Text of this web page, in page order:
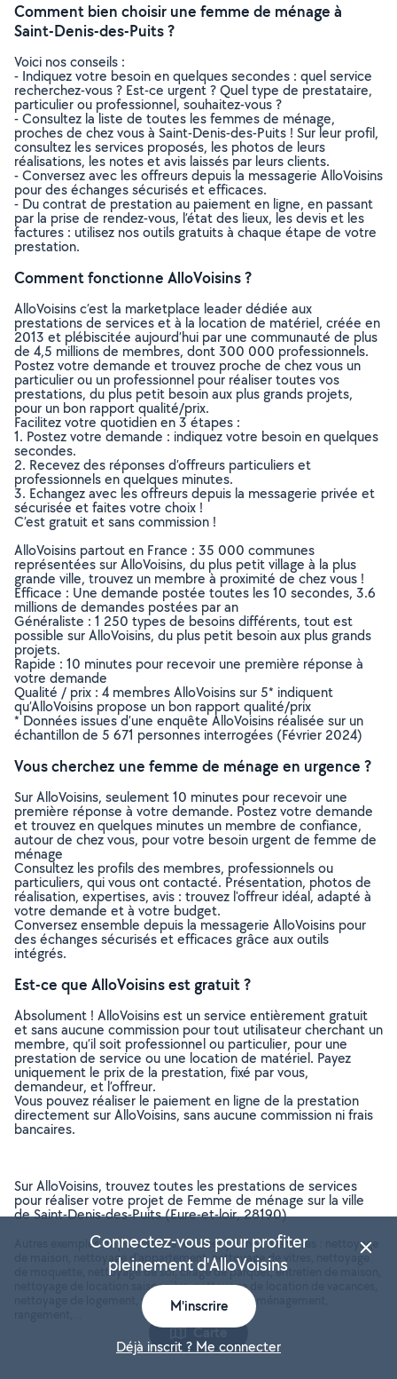
Comment bien choisir une femme de ménage à
Saint-Denis-des-Puits ?
Voici nos conseils :
- Indiquez votre besoin en quelques secondes : quel service
recherchez-vous ? Est-ce urgent ? Quel type de prestataire,
particulier ou professionnel, souhaitez-vous ?
- Consultez la liste de toutes les femmes de ménage,
proches de chez vous à Saint-Denis-des-Puits ! Sur leur profil,
consultez les services proposés, les photos de leurs
réalisations, les notes et avis laissés par leurs clients.
- Conversez avec les offreurs depuis la messagerie AlloVoisins
pour des échanges sécurisés et efficaces.
- Du contrat de prestation au paiement en ligne, en passant
par la prise de rendez-vous, l’état des lieux, les devis et les
factures : utilisez nos outils gratuits à chaque étape de votre
prestation.
Comment fonctionne AlloVoisins ?
AlloVoisins c’est la marketplace leader dédiée aux
prestations de services et à la location de matériel, créée en
2013 et plébiscitée aujourd’hui par une communauté de plus
de 4,5 millions de membres, dont 300 000 professionnels.
Postez votre demande et trouvez proche de chez vous un
particulier ou un professionnel pour réaliser toutes vos
prestations, du plus petit besoin aux plus grands projets,
pour un bon rapport qualité/prix.
Facilitez votre quotidien en 3 étapes :
1. Postez votre demande : indiquez votre besoin en quelques
secondes.
2. Recevez des réponses d’offreurs particuliers et
professionnels en quelques minutes.
3. Echangez avec les offreurs depuis la messagerie privée et
sécurisée et faites votre choix !
C’est gratuit et sans commission !
AlloVoisins partout en France : 35 000 communes
représentées sur AlloVoisins, du plus petit village à la plus
grande ville, trouvez un membre à proximité de chez vous !
Efficace : Une demande postée toutes les 10 secondes, 3.6
millions de demandes postées par an
Généraliste : 1 250 types de besoins différents, tout est
possible sur AlloVoisins, du plus petit besoin aux plus grands
projets.
Rapide : 10 minutes pour recevoir une première réponse à
votre demande
Qualité / prix : 4 membres AlloVoisins sur 5* indiquent
qu’AlloVoisins propose un bon rapport qualité/prix
* Données issues d’une enquête AlloVoisins réalisée sur un
échantillon de 5 671 personnes interrogées (Février 2024)
Vous cherchez une femme de ménage en urgence ?
Sur AlloVoisins, seulement 10 minutes pour recevoir une
première réponse à votre demande. Postez votre demande
et trouvez en quelques minutes un membre de confiance,
autour de chez vous, pour votre besoin urgent de femme de
ménage
Consultez les profils des membres, professionnels ou
particuliers, qui vous ont contacté. Présentation, photos de
réalisation, expertises, avis : trouvez l'offreur idéal, adapté à
votre demande et à votre budget.
Conversez ensemble depuis la messagerie AlloVoisins pour
des échanges sécurisés et efficaces grâce aux outils
intégrés.
Est-ce que AlloVoisins est gratuit ?
Absolument ! AlloVoisins est un service entièrement gratuit
et sans aucune commission pour tout utilisateur cherchant un
membre, qu’il soit professionnel ou particulier, pour une
prestation de service ou une location de matériel. Payez
uniquement le prix de la prestation, fixé par vous,
demandeur, et l’offreur.
Vous pouvez réaliser le paiement en ligne de la prestation
directement sur AlloVoisins, sans aucune commission ni frais
bancaires.
Sur AlloVoisins, trouvez toutes les prestations de services
pour réaliser votre projet de Femme de ménage sur la ville
de Saint-Denis-des-Puits (Eure-et-loir, 28190)
Autres exemples de prestations réalisées par nos membres : nettoyage
de maison, nettoyage d'appartement, nettoyage de vitres, nettoyage
de moquette, nettoyage de sol, cirage de parquet, entretien de maison,
nettoyage de location saisonnière, nettoyage de location de vacances,
nettoyage de logement, nettoyage après un déménagement,
Carte
Connectez-vous pour profiter
pleinement d'AlloVoisins
M'inscrire
Déjà inscrit ? Me connecter